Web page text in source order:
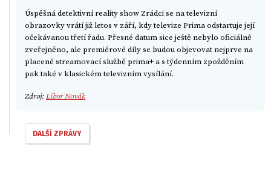
Úspěšná detektivní reality show Zrádci se na televizní
obrazovky vrátí již letos v září, kdy televize Prima odstartuje její
očekávanou třetí řadu. Přesné datum sice ještě nebylo oficiálně
zveřejněno, ale premiérové díly se budou objevovat nejprve na
placené streamovací službě prima+ a s týdenním zpožděním
pak také v klasickém televizním vysílání.
Zdroj:Libor Novák
DALŠÍ ZPRÁVY